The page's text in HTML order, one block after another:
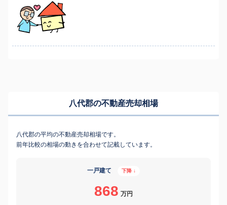
八代郡の不動産売却相場
八代郡の平均の不動産売却相場です。
前年比較の相場の動きを合わせて記載しています。
一戸建て 下降 ↓
868 万円